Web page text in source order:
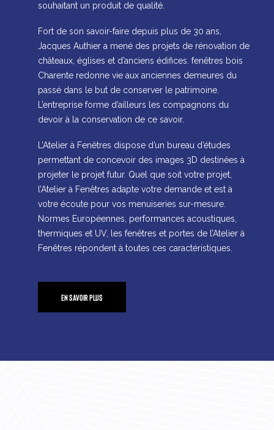
souhaitant un produit de qualité.
Fort de son savoir-faire depuis plus de 30 ans,
Jacques Authier a mené des projets de rénovation de
châteaux, églises et d’anciens édifices. fenêtres bois
Charente redonne vie aux anciennes demeures du
passé dans le but de conserver le patrimoine.
L’entreprise forme d’ailleurs les compagnons du
devoir à la conservation de ce savoir.
L’Atelier à Fenêtres dispose d’un bureau d’études
permettant de concevoir des images 3D destinées à
projeter le projet futur. Quel que soit votre projet,
l’Atelier à Fenêtres adapte votre demande et est à
votre écoute pour vos menuiseries sur-mesure.
Normes Européennes, performances acoustiques,
thermiques et UV, les fenêtres et portes de l’Atelier à
Fenêtres répondent à toutes ces caractéristiques.
EN SAVOIR PLUS